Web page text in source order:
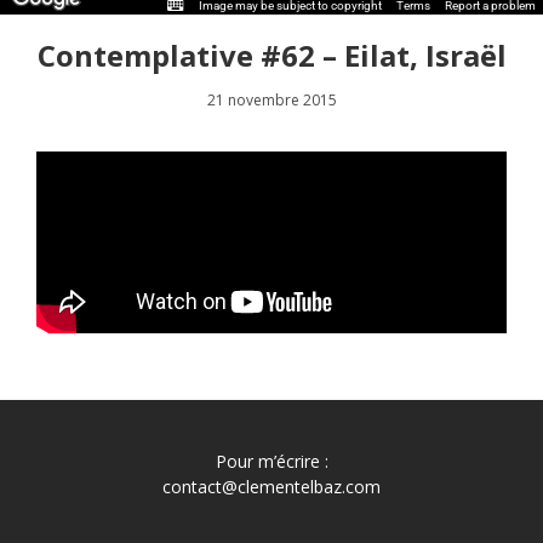
Image may be subject to copyright Terms Report a problem
Contemplative #62 – Eilat, Israël
21 novembre 2015
Pour m’écrire :
contact@clementelbaz.com